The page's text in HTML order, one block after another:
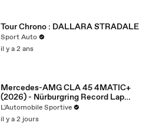
Tour Chrono : DALLARA STRADALE
Sport Auto
il y a 2 ans
Mercedes-AMG CLA 45 4MATIC+
(2026) - Nürburgring Record Lap
(onboard camera )
L'Automobile Sportive
il y a 2 jours